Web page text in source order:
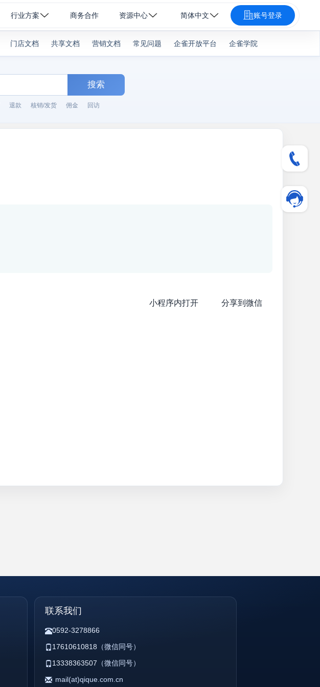
行业方案 商务合作 资源中心 简体中文 账号登录
门店文档 共享文档 营销文档 常见问题 企雀开放平台 企雀学院
搜索
退款 核销/发货 佣金 回访
分享到微信
小程序内打开
联系我们
0592-3278866
17610610818 （微信同号）
13338363507 （微信同号）
mail(at)qique.com.cn